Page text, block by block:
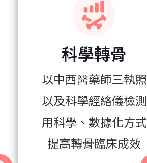
科學轉骨
以中西醫藥師三執照
以及科學經絡儀檢測
用科學、數據化方式
提高轉骨臨床成效